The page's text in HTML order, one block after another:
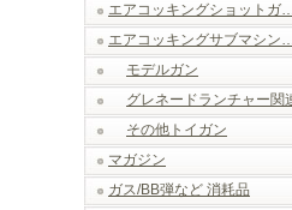
エアコッキングショットガ
エアコッキングサブマシン
モデルガン
グレネードランチャー
その他トイガン
マガジン
ガス/BB弾など 消耗品